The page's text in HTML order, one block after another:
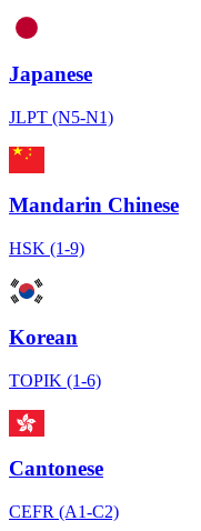
Japanese
JLPT (N5-N1)
Mandarin Chinese
HSK (1-9)
Korean
TOPIK (1-6)
Cantonese
CEFR (A1-C2)